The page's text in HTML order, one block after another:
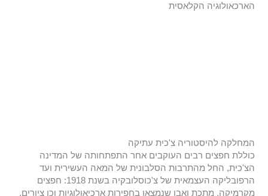
הארכאולוגיה הקלאסית
המחלקה להיסטוריה צ'כית עתיקה
כוללת חפצים רבים העוקבים אחר התפתחותה של המדינה
הצ'כית, החל מהתרבות הסלבונית של המאה העשירית ועד
הרפובליקה העצמאית של צ'כוסלובקיה בשנת 1918: חפצים
מקרמיקה, מתכת ואבן שנמצאו בחפירות ארכיאולוגיות וכן ציורים,